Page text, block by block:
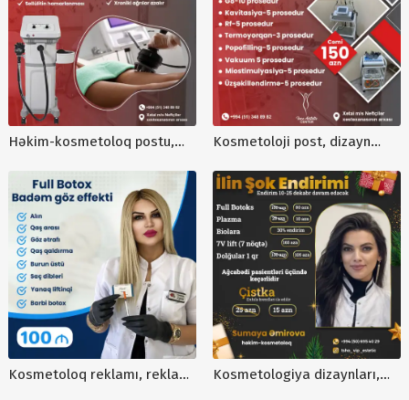
Həkim-kosmetoloq postu,
celbedici post
Kosmetoloji post, dizayn
smm, online dizayner
Kosmetoloq reklamı, reklam
Kosmetologiya dizaynları,